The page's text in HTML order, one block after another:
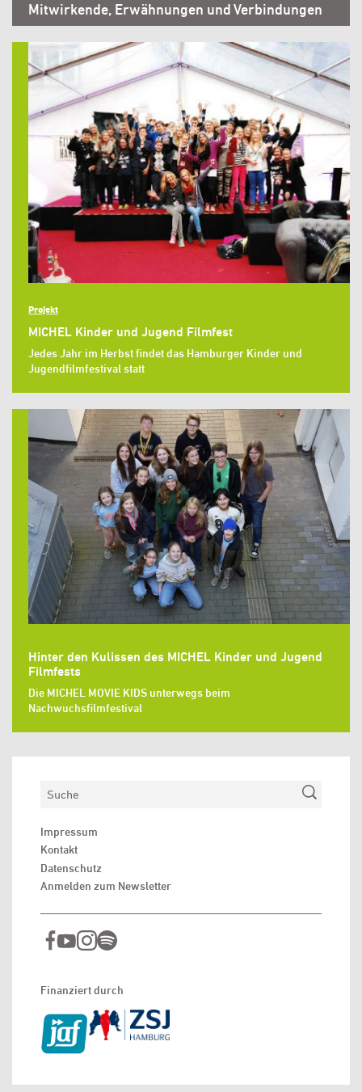
Mitwirkende, Erwähnungen und Verbindungen
Projekt
MICHEL Kinder und Jugend Filmfest
Jedes Jahr im Herbst findet das Hamburger Kinder und
Jugendfilmfestival statt
Hinter den Kulissen des MICHEL Kinder und Jugend
Filmfests
Die MICHEL MOVIE KIDS unterwegs beim
Nachwuchsfilmfestival
Suchen
Impressum
Kontakt
Datenschutz
Anmelden zum Newsletter
Finanziert durch